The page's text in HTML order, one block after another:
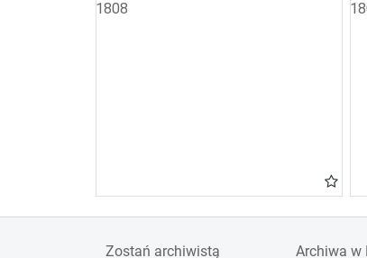
1808
Zostań archiwistą Archiwa w